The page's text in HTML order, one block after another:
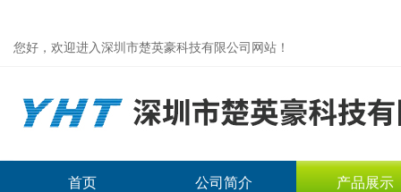
您好，欢迎进入深圳市楚英豪科技有限公司网站！
首页 公司简介 产品展示